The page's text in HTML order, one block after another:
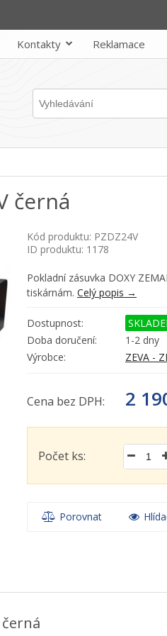
Kontakty Reklamace
černá
Kód produktu: PZDZ24V
ID produktu: 1178
Pokladní zásuvka DOXY
tiskárnám. Celý popis →
Dostupnost:
Doba doručení:
1-2 dny
Výrobce:
ZEVA -
Cena bez DPH: 2
Počet ks:
Porovnat